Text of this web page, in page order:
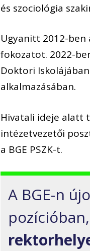
és szociológia
Ugyanitt 2012-ben
fokozatot. 2022-
Doktori
alkalmazásában.
Hivatali ideje alatt
intézetvezetői
a BGE PSZK-t.
A BGE-n
pozícióban,